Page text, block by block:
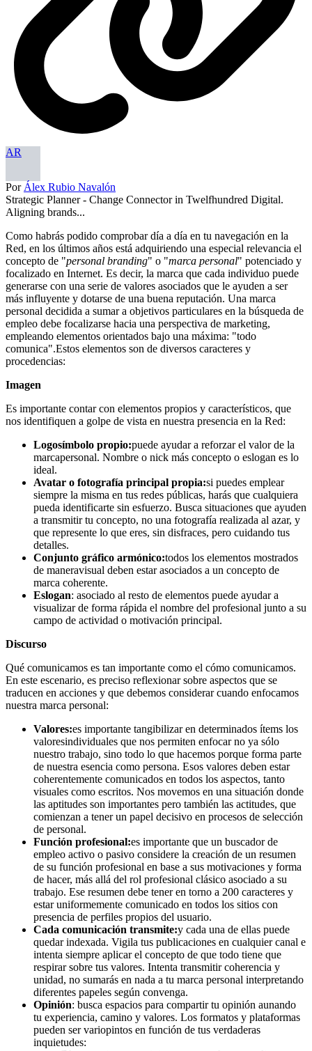
AR
Por Álex Rubio Navalón
Strategic Planner - Change Connector in Twelfhundred Digital.
Aligning brands...
Como habrás podido comprobar día a día en tu navegación en la
Red, en los últimos años está adquiriendo una especial relevancia el
concepto de "personal branding" o "marca personal" potenciado y
focalizado en Internet. Es decir, la marca que cada individuo puede
generarse con una serie de valores asociados que le ayuden a ser
más influyente y dotarse de una buena reputación. Una marca
personal decidida a sumar a objetivos particulares en la búsqueda de
empleo debe focalizarse hacia una perspectiva de marketing,
empleando elementos orientados bajo una máxima: "todo
comunica".Estos elementos son de diversos caracteres y
procedencias:
Imagen
Es importante contar con elementos propios y característicos, que
nos identifiquen a golpe de vista en nuestra presencia en la Red:
Logosímbolo propio:puede ayudar a reforzar el valor de la
marcapersonal. Nombre o nick más concepto o eslogan es lo
ideal.
Avatar o fotografía principal propia:si puedes emplear
siempre la misma en tus redes públicas, harás que cualquiera
pueda identificarte sin esfuerzo. Busca situaciones que ayuden
a transmitir tu concepto, no una fotografía realizada al azar, y
que represente lo que eres, sin disfraces, pero cuidando tus
detalles.
Conjunto gráfico armónico:todos los elementos mostrados
de maneravisual deben estar asociados a un concepto de
marca coherente.
Eslogan: asociado al resto de elementos puede ayudar a
visualizar de forma rápida el nombre del profesional junto a su
campo de actividad o motivación principal.
Discurso
Qué comunicamos es tan importante como el cómo comunicamos.
En este escenario, es preciso reflexionar sobre aspectos que se
traducen en acciones y que debemos considerar cuando enfocamos
nuestra marca personal:
Valores:es importante tangibilizar en determinados ítems los
valoresindividuales que nos permiten enfocar no ya sólo
nuestro trabajo, sino todo lo que hacemos porque forma parte
de nuestra esencia como persona. Esos valores deben estar
coherentemente comunicados en todos los aspectos, tanto
visuales como escritos. Nos movemos en una situación donde
las aptitudes son importantes pero también las actitudes, que
comienzan a tener un papel decisivo en procesos de selección
de personal.
Función profesional:es importante que un buscador de
empleo activo o pasivo considere la creación de un resumen
de su función profesional en base a sus motivaciones y forma
de hacer, más allá del rol profesional clásico asociado a su
trabajo. Ese resumen debe tener en torno a 200 caracteres y
estar uniformemente comunicado en todos los sitios con
presencia de perfiles propios del usuario.
Cada comunicación transmite:y cada una de ellas puede
quedar indexada. Vigila tus publicaciones en cualquier canal e
intenta siempre aplicar el concepto de que todo tiene que
respirar sobre tus valores. Intenta transmitir coherencia y
unidad, no sumarás en nada a tu marca personal interpretando
diferentes papeles según convenga.
Opinión: busca espacios para compartir tu opinión aunando
tu experiencia, camino y valores. Los formatos y plataformas
pueden ser variopintos en función de tus verdaderas
inquietudes: